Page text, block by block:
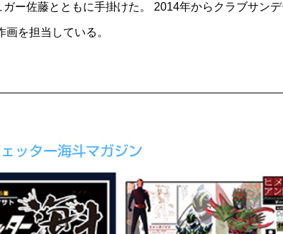
ガー佐藤とともに手掛けた。 2014年からクラブサン
画を担当している。